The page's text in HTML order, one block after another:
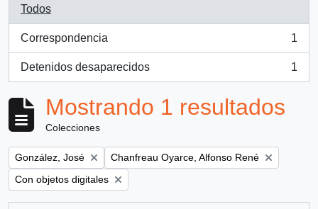
Todos
Correspondencia
, 1 resultados
1
Detenidos desaparecidos
, 1 resultados
1
Mostrando 1 resultados
Colecciones
Remove filter:
González, José Remove filter:
Chanfreau Oyarce, Alfonso René
Remove filter:
Con objetos digitales